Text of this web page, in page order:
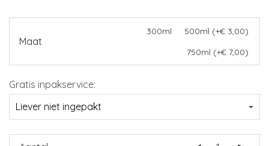
Maat
300ml
500ml (+€ 3,00)
750ml (+€ 7,00)
Gratis inpakservice: